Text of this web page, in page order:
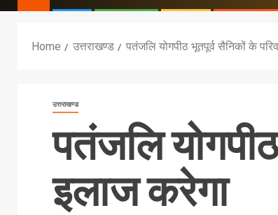
Home उत्तराखण्ड पतंजलि योगपीठ भूतपूर्व सैनिकों के
उत्तराखण्ड
पतंजलि
इलाज करेगा